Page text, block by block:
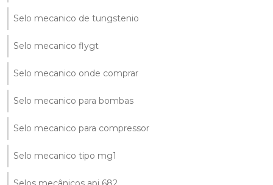
Selo mecanico de tungstenio
Selo mecanico flygt
Selo mecanico onde comprar
Selo mecanico para bombas
Selo mecanico para compressor
Selo mecanico tipo mg1